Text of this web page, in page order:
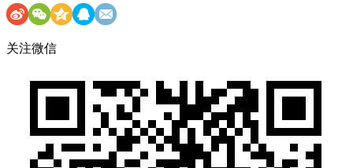
关注微信